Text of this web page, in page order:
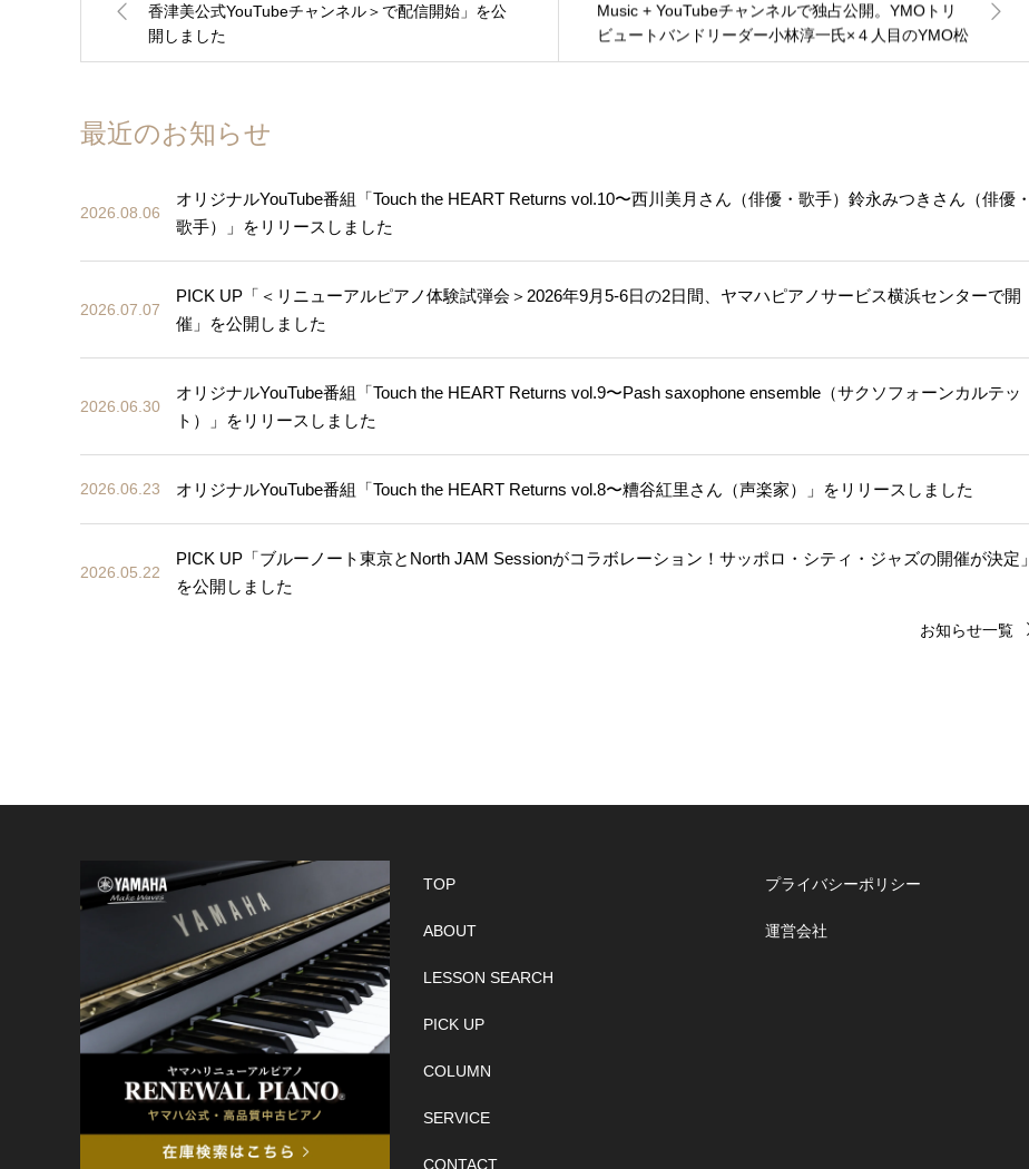
香津美公式YouTubeチャンネル＞で配信開始」を公
開しました
Music + YouTubeチャンネルで独占公開。YMOトリ
ビュートバンドリーダー小林淳一氏×４人目のYMO松
武秀樹氏」を公開しました
最近のお知らせ
2026.08.06
オリジナルYouTube番組「Touch the HEART Returns vol.10〜西川美月さん（俳優・歌手）鈴永みつきさん（俳優・
歌手）」をリリースしました
2026.07.07
PICK UP「＜リニューアルピアノ体験試弾会＞2026年9月5-6日の2日間、ヤマハピアノサービス横浜センターで開
催」を公開しました
2026.06.30
オリジナルYouTube番組「Touch the HEART Returns vol.9〜Pash saxophone ensemble（サクソフォーンカルテッ
ト）」をリリースしました
2026.06.23 オリジナルYouTube番組「Touch the HEART Returns vol.8〜糟谷紅里さん（声楽家）」をリリースしました
2026.05.22
PICK UP「ブルーノート東京とNorth JAM Sessionがコラボレーション！サッポロ・シティ・ジャズの開催が決定」
を公開しました
お知らせ一覧
TOP
ABOUT
LESSON SEARCH
PICK UP
COLUMN
SERVICE
CONTACT
プライバシーポリシー
運営会社